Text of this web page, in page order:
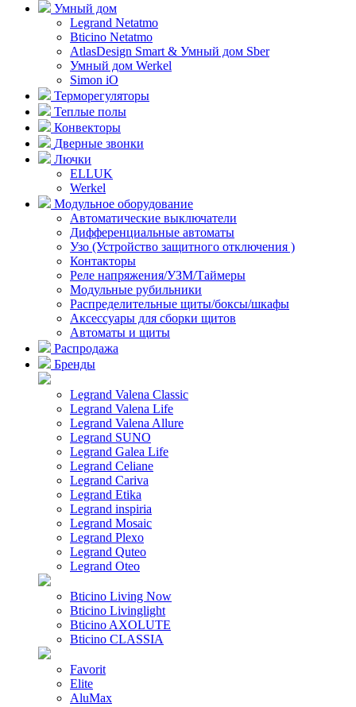
Умный дом
Legrand Netatmo
Bticino Netatmo
AtlasDesign Smart & Умный дом Sber
Умный дом Werkel
Simon iO
Терморегуляторы
Теплые полы
Конвекторы
Дверные звонки
Лючки
ELLUK
Werkel
Модульное оборудование
Автоматические выключатели
Дифференциальные автоматы
Узо (Устройство защитного отключения )
Контакторы
Реле напряжения/УЗМ/Таймеры
Модульные рубильники
Распределительные щиты/боксы/шкафы
Аксессуары для сборки щитов
Автоматы и щиты
Распродажа
Бренды
Legrand Valena Classic
Legrand Valena Life
Legrand Valena Allure
Legrand SUNO
Legrand Galea Life
Legrand Celiane
Legrand Cariva
Legrand Etika
Legrand inspiria
Legrand Mosaic
Legrand Plexo
Legrand Quteo
Legrand Oteo
Bticino Living Now
Bticino Livinglight
Bticino AXOLUTE
Bticino CLASSIA
Favorit
Elite
AluMax